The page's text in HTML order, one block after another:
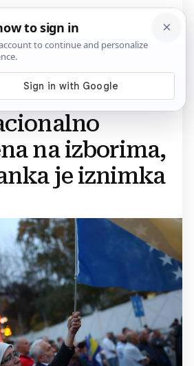
na izborima,
je iznimka